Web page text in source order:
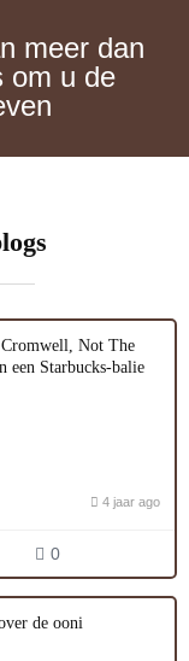
meer dan
om u de
Cromwell, Not The
een Starbucks-balie
4 jaar ago
0
de ooni